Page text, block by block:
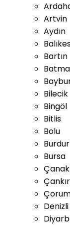
Artvin
Aydın
Bartın
Bilecik
Bingöl
Bitlis
Bolu
Burdur
Bursa
Denizli